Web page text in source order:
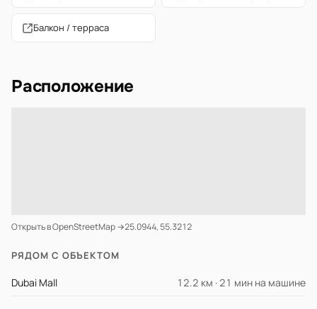
Балкон / терраса
Расположение
Открыть в OpenStreetMap →25.0944, 55.3212
РЯДОМ С ОБЪЕКТОМ
Dubai Mall 12.2 км · 21 мин на машине